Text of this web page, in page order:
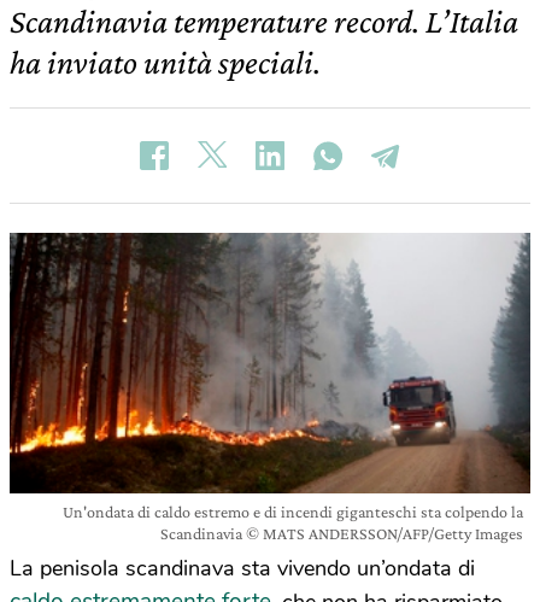
Scandinavia temperature record. L’Italia
ha inviato unità speciali.
Un'ondata di caldo estremo e di incendi giganteschi sta colpendo la
Scandinavia © MATS ANDERSSON/AFP/Getty Images
La penisola scandinava sta vivendo un’ondata di